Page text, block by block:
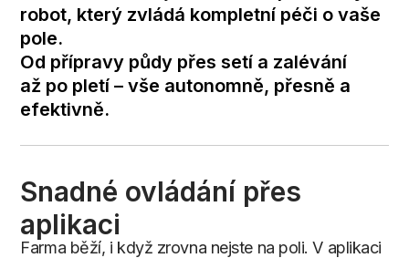
robot, který zvládá kompletní péči o vaše
pole.
Od přípravy půdy přes setí a zalévání
až po pletí – vše autonomně, přesně a
efektivně.
Snadné ovládání přes
aplikaci
Farma běží, i když zrovna nejste na poli. V aplikaci